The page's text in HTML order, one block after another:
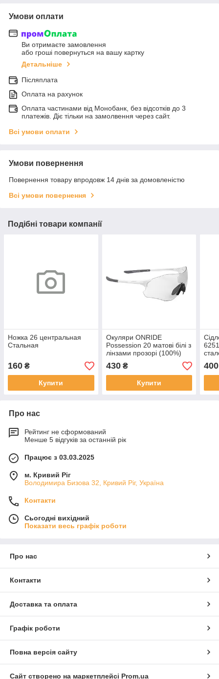
Умови оплати
Ви отримаєте замовлення
або гроші повернуться на вашу картку
Детальніше
Післяплата
Оплата на рахунок
Оплата частинами від Монобанк, без відсотків до 3
платежів. Діє тільки на замолвення через сайт.
Всі умови оплати
Умови повернення
Повернення товару впродовж 14 днів за домовленістю
Всі умови повернення
Подібні товари компанії
Ножка 26 центральная
Стальная
160 ₴
Купити
Окуляри ONRIDE
Possession 20 матові білі з
лінзами прозорі (100%)
430₴
Купити
400
Про нас
Рейтинг не сформований
Менше 5 відгуків за останній рік
Працює з 03.03.2025
м. Кривий Ріг
Володимира Бизова 32, Кривий Ріг, Україна
Контакти
Сьогодні вихідний
Показати весь графік роботи
Про нас
Контакти
Доставка та оплата
Графік роботи
Повна версія сайту
Сайт створено на маркетплейсі Prom.ua